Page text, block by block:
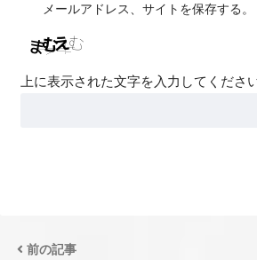
メールアドレス、サイトを保存する。
上に表示された文字を入力してください
前の記事